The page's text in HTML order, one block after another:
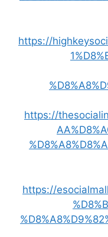
https://
https://
https://